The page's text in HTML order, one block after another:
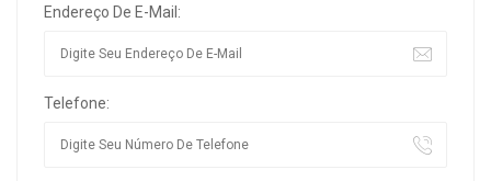
Endereço De E-Mail:
Telefone: